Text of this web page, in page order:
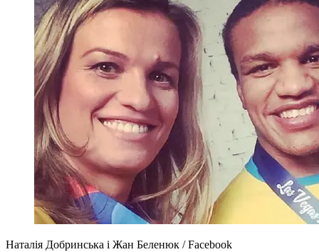
Наталія Добринська і Жан Беленюк / Facebook